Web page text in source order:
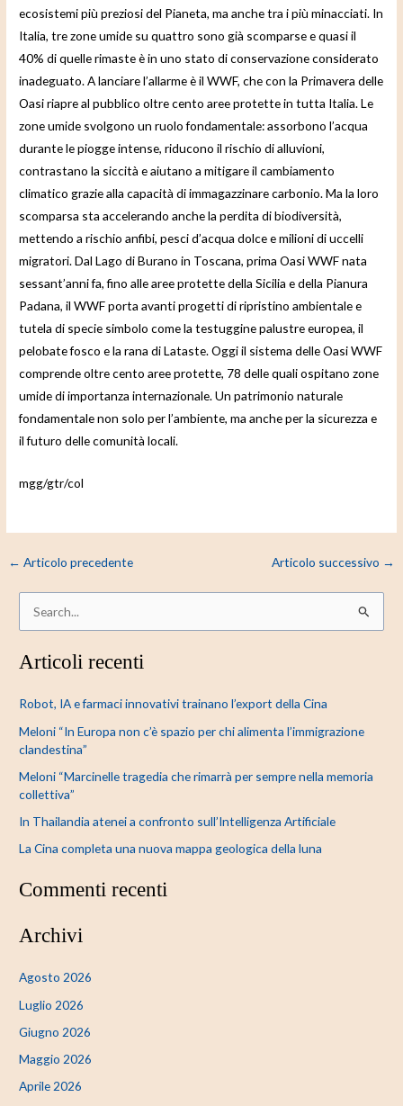
ecosistemi più preziosi del Pianeta, ma anche tra i più minacciati. In
Italia, tre zone umide su quattro sono già scomparse e quasi il
40% di quelle rimaste è in uno stato di conservazione considerato
inadeguato. A lanciare l’allarme è il WWF, che con la Primavera delle
Oasi riapre al pubblico oltre cento aree protette in tutta Italia. Le
zone umide svolgono un ruolo fondamentale: assorbono l’acqua
durante le piogge intense, riducono il rischio di alluvioni,
contrastano la siccità e aiutano a mitigare il cambiamento
climatico grazie alla capacità di immagazzinare carbonio. Ma la loro
scomparsa sta accelerando anche la perdita di biodiversità,
mettendo a rischio anfibi, pesci d’acqua dolce e milioni di uccelli
migratori. Dal Lago di Burano in Toscana, prima Oasi WWF nata
sessant’anni fa, fino alle aree protette della Sicilia e della Pianura
Padana, il WWF porta avanti progetti di ripristino ambientale e
tutela di specie simbolo come la testuggine palustre europea, il
pelobate fosco e la rana di Lataste. Oggi il sistema delle Oasi WWF
comprende oltre cento aree protette, 78 delle quali ospitano zone
umide di importanza internazionale. Un patrimonio naturale
fondamentale non solo per l’ambiente, ma anche per la sicurezza e
il futuro delle comunità locali.
mgg/gtr/col
← Articolo precedente Articolo successivo →
r
a
:
Articoli recenti
Robot, IA e farmaci innovativi trainano l’export della Cina
Meloni “In Europa non c’è spazio per chi alimenta l’immigrazione
clandestina”
Meloni “Marcinelle tragedia che rimarrà per sempre nella memoria
collettiva”
In Thailandia atenei a confronto sull’Intelligenza Artificiale
La Cina completa una nuova mappa geologica della luna
Commenti recenti
Archivi
Agosto 2026
Luglio 2026
Giugno 2026
Maggio 2026
Aprile 2026